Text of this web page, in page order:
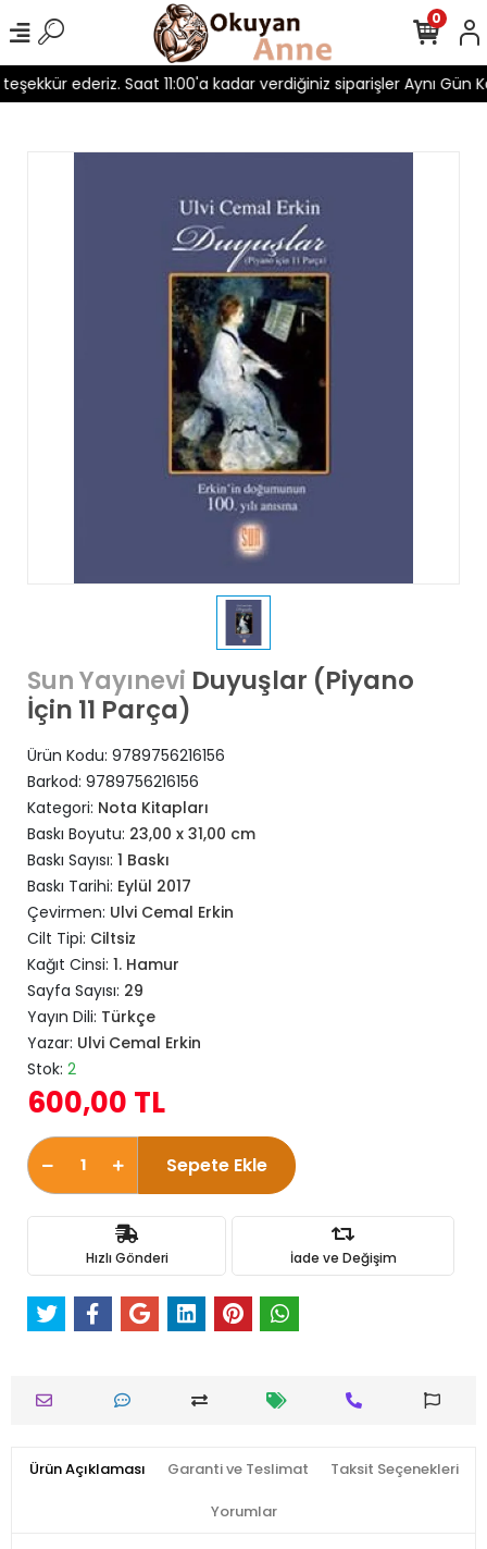
ederiz. Saat 11:00'a kadar verdiğiniz siparişler Aynı Gün
0
Sun Yayınevi Duyuşlar (Piyano
İçin 11 Parça)
Ürün Kodu: 9789756216156
Barkod: 9789756216156
Kategori: Nota Kitapları
Baskı Boyutu: 23,00 x 31,00 cm
Baskı Sayısı: 1 Baskı
Baskı Tarihi: Eylül 2017
Çevirmen: Ulvi Cemal Erkin
Cilt Tipi: Ciltsiz
Kağıt Cinsi: 1. Hamur
Sayfa Sayısı: 29
Yayın Dili: Türkçe
Yazar: Ulvi Cemal Erkin
Stok: 2
600,00 TL
Sepete Ekle
Hızlı Gönderi İade ve Değişim
Ürün Açıklaması Garanti ve Teslimat Taksit Seçenekleri
Yorumlar